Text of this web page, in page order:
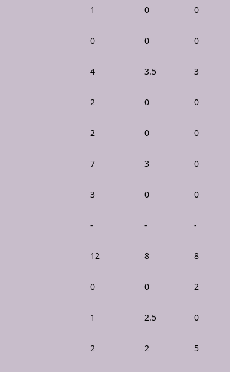
1 0 0
0 0 0
4 3.5 3
2 0 0
2 0 0
7 3 0
3 0 0
- - -
12 8 8
0 0 2
1 2.5 0
2 2 5